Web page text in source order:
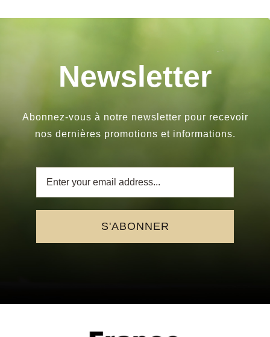
Newsletter
Abonnez-vous à notre newsletter pour recevoir
nos dernières promotions et informations.
S'ABONNER